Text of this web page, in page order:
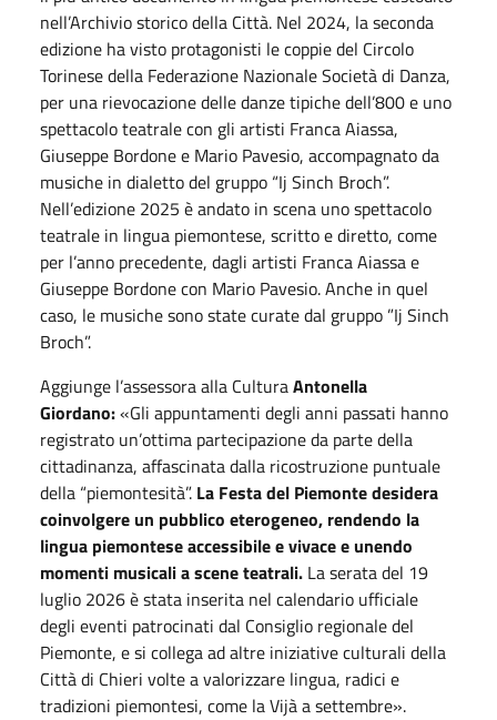
nell’Archivio storico della Città. Nel 2024, la seconda
edizione ha visto protagonisti le coppie del Circolo
Torinese della Federazione Nazionale Società di Danza,
per una rievocazione delle danze tipiche dell’800 e uno
spettacolo teatrale con gli artisti Franca Aiassa,
Giuseppe Bordone e Mario Pavesio, accompagnato da
musiche in dialetto del gruppo “Ij Sinch Broch”.
Nell’edizione 2025 è andato in scena uno spettacolo
teatrale in lingua piemontese, scritto e diretto, come
per l’anno precedente, dagli artisti Franca Aiassa e
Giuseppe Bordone con Mario Pavesio. Anche in quel
caso, le musiche sono state curate dal gruppo ”Ij Sinch
Broch”.
Aggiunge l’assessora alla CulturaAntonella
Giordano:«Gli appuntamenti degli anni passati hanno
registrato un’ottima partecipazione da parte della
cittadinanza, affascinata dalla ricostruzione puntuale
della “piemontesità”. La Festa del Piemonte desidera
coinvolgere un pubblico eterogeneo, rendendo la
lingua piemontese accessibile e vivace e unendo
momenti musicali a scene teatrali. La serata del 19
luglio 2026è stata inserita nel calendario ufficiale
degli eventi patrocinati dal Consiglio regionale del
Piemonte, e si collega ad altre iniziative culturali della
Città di Chieri volte a valorizzare lingua, radici e
tradizioni piemontesi, come la Vijà a settembre».